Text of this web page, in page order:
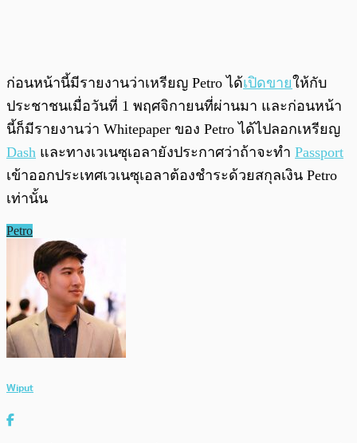
ก่อนหน้านี้มีรายงานว่าเหรียญ Petro ได้เปิดขายให้กับ
ประชาชนเมื่อวันที่ 1 พฤศจิกายนที่ผ่านมา และก่อนหน้า
นี้ก็มีรายงานว่า Whitepaper ของ Petro ได้ไปลอกเหรียญ
Dash และทางเวเนซุเอลายังประกาศว่าถ้าจะทำ Passport
เข้าออกประเทศเวเนซุเอลาต้องชำระด้วยสกุลเงิน Petro
เท่านั้น
Petro
Wiput